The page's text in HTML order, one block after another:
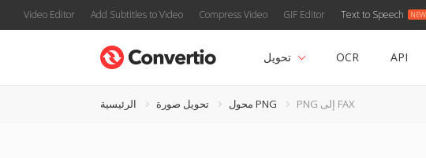
Video Editor Add Subtitles to Video Compress Video GIF Editor Text to Speech
تحويل OCR API
الرئيسية تحويل صورة محول PNG PNG إلى FAX